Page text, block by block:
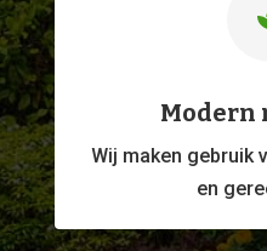
Modern
Wij maken gebruik
en